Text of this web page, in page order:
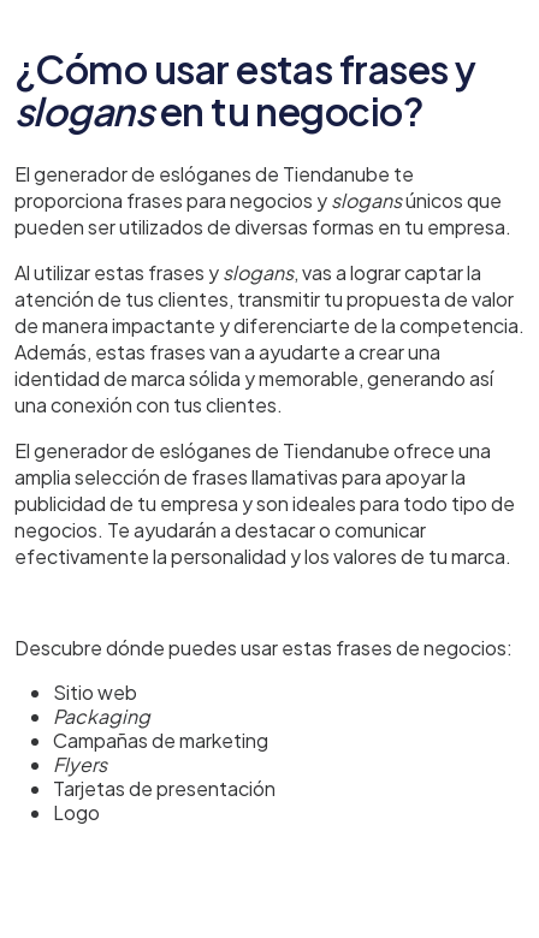
¿Cómo usar estas frases y
slogansen tu negocio?
El generador de eslóganes de Tiendanube te
proporciona frases para negocios yslogansúnicos que
pueden ser utilizados de diversas formas en tu empresa.
Al utilizar estas frases yslogans, vas a lograr captar la
atención de tus clientes, transmitir tu propuesta de valor
de manera impactante y diferenciarte de la competencia.
Además, estas frases van a ayudarte a crear una
identidad de marca sólida y memorable, generando así
una conexión con tus clientes.
El generador de eslóganes de Tiendanube ofrece una
amplia selección de frases llamativas para apoyar la
publicidad de tu empresa y son ideales para todo tipo de
negocios. Te ayudarán a destacar o comunicar
efectivamente la personalidad y los valores de tu marca.
Descubre dónde puedes usar estas frases de negocios:
Sitio web
Packaging
Campañas de marketing
Flyers
Tarjetas de presentación
Logo